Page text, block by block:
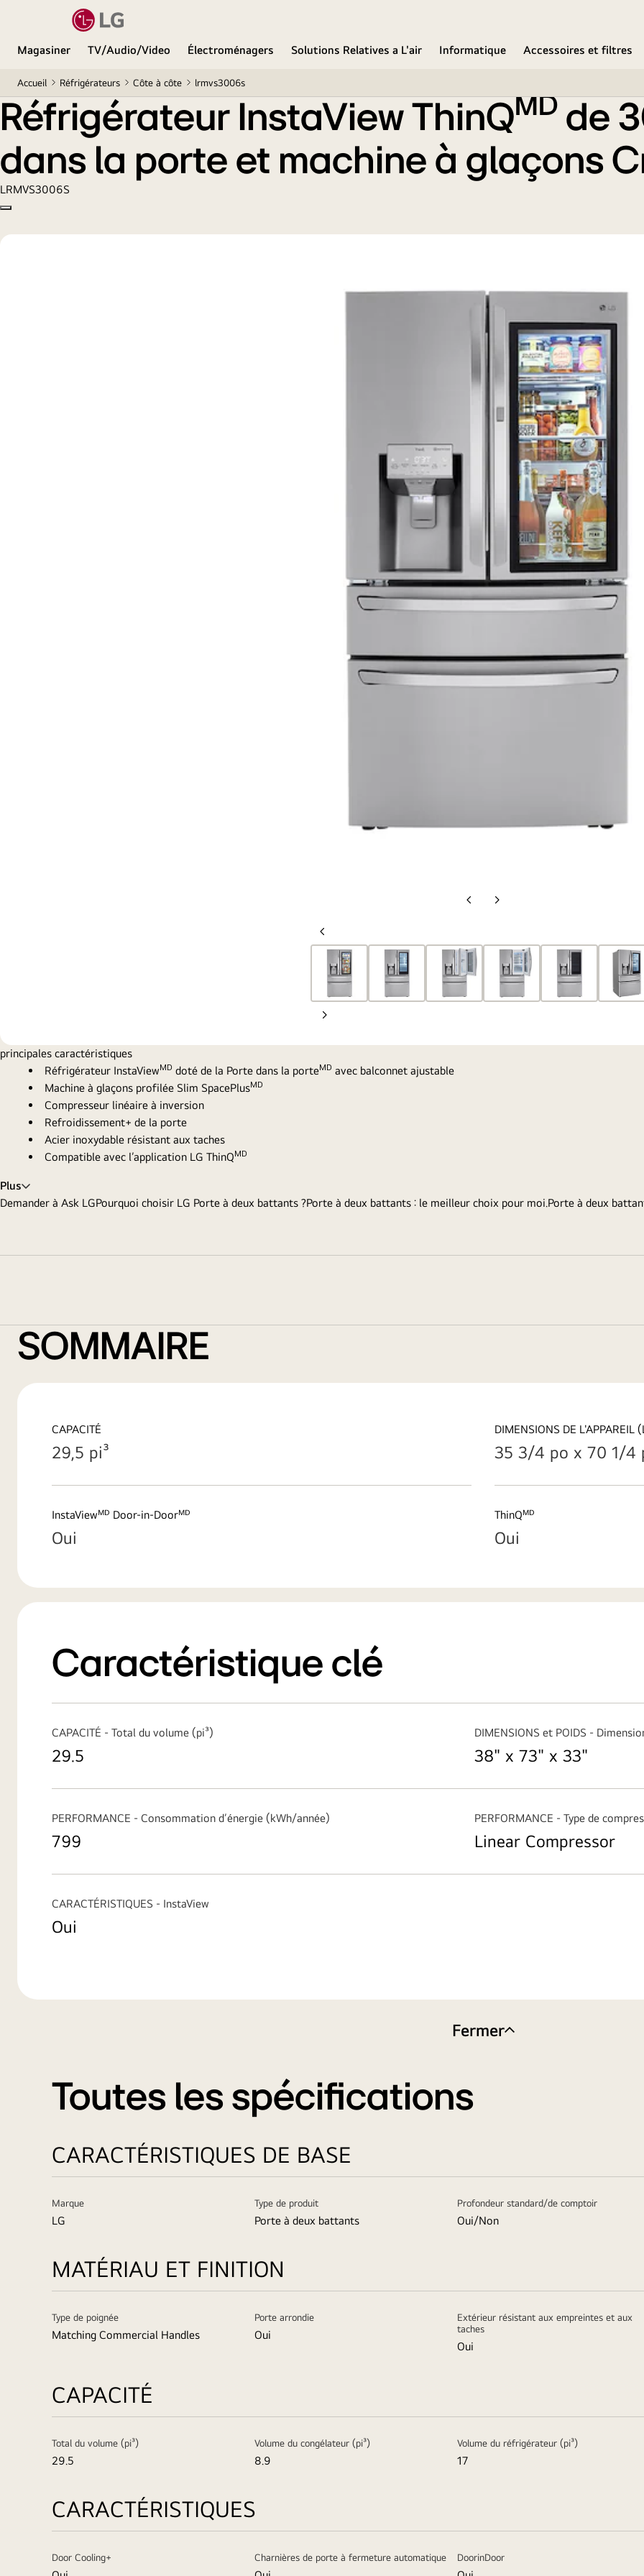
Magasiner TV/Audio/Video Électroménagers Solutions Relatives a L'air Informatique Accessoires et filtres
Accueil Réfrigérateurs Côte à côte lrmvs3006s
Réfrigérateur InstaView ThinQ
Réfrigérateur InstaView ThinQMD de
dans la porte et machine à glaçons
LRMVS3006S
Copy model name
DiapoDiapo
Diapo
précédente
Diapo
principales caractéristiques
Réfrigérateur InstaViewMD doté de la Porte dans la porteMD avec balconnet ajustable
Machine à glaçons profilée Slim SpacePlusMD
Compresseur linéaire à inversion
Refroidissement+ de la porte
Acier inoxydable résistant aux taches
Compatible avec l’application LG ThinQMD
Plus
Demander à Ask LGPourquoi choisir LG Porte à deux battants ?Porte à deux battants : le meilleur choix pour moi.Porte à deux
SOMMAIRE
CAPACITÉ
29,5 pi³
DIMENSIONS DE L'APPAREIL
35 3/4 po x 70 1/4
InstaViewᴹᴰ Door-in-Doorᴹᴰ
Oui
ThinQᴹᴰ
Oui
Caractéristique clé
CAPACITÉ - Total du volume (pi³)
29.5
DIMENSIONS et POIDS -
38" x 73" x 33"
PERFORMANCE - Consommation d’énergie (kWh/année)
799
PERFORMANCE - Type de
Linear Compressor
CARACTÉRISTIQUES - InstaView
Oui
Fermer
Toutes les spécifications
CARACTÉRISTIQUES DE BASE
Marque
LG
Type de produit
Porte à deux battants
Profondeur standard/de comptoir
Oui/Non
MATÉRIAU ET FINITION
Type de poignée
Matching Commercial Handles
Porte arrondie
Oui
Extérieur résistant aux empreintes et aux
taches
Oui
CAPACITÉ
Total du volume (pi³)
29.5
Volume du congélateur (pi³)
8.9
Volume du réfrigérateur (pi³)
17
CARACTÉRISTIQUES
Door Cooling+ Charnières de porte à fermeture automatique DoorinDoor